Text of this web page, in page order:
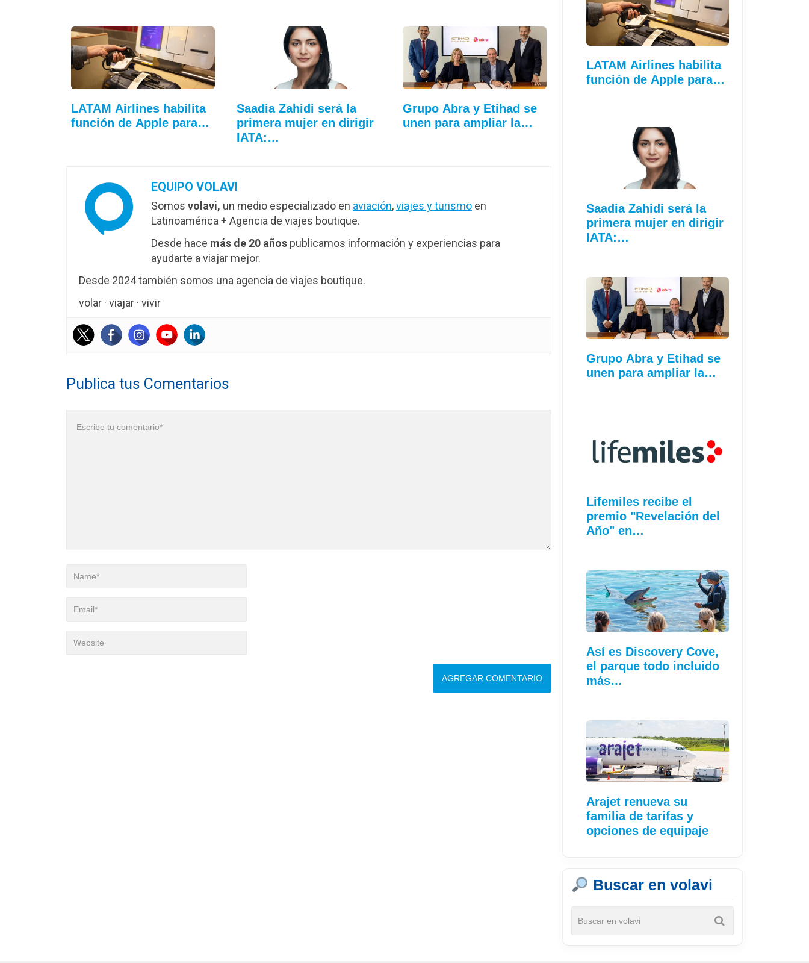
LATAM Airlines habilita
función de Apple para…
Saadia Zahidi será la
primera mujer en dirigir
IATA:…
Grupo Abra y Etihad se
unen para ampliar la…
EQUIPO VOLAVI
Somos volavi, un medio especializado en aviación,viajes y turismo en
Latinoamérica + Agencia de viajes boutique.
Desde hace más de 20 años publicamos información y experiencias para
ayudarte a viajar mejor.
Desde 2024 también somos una agencia de viajes boutique.
volar · viajar · vivir
Publica tus Comentarios
LATAM Airlines habilita
función de Apple para…
Saadia Zahidi será la
primera mujer en dirigir
IATA:…
Grupo Abra y Etihad se
unen para ampliar la…
Lifemiles recibe el
premio "Revelación del
Año" en…
Así es Discovery Cove,
el parque todo incluido
más…
Arajet renueva su
familia de tarifas y
opciones de equipaje
Buscar en volavi